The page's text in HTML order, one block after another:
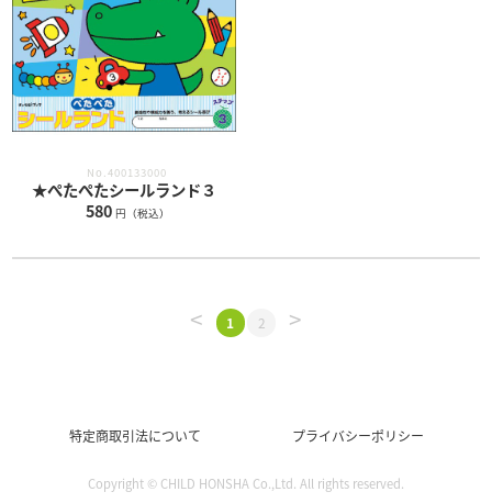
No.400133000
★ぺたぺたシールランド３
580 円（税込）
< 1 2 >
特定商取引法について プライバシーポリシー
Copyright © CHILD HONSHA Co.,Ltd. All rights reserved.